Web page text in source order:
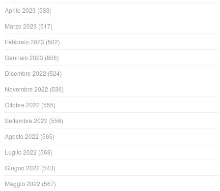
Aprile 2023 (533)
Marzo 2023 (517)
Febbraio 2023 (502)
Gennaio 2023 (606)
Dicembre 2022 (524)
Novembre 2022 (536)
Ottobre 2022 (555)
Settembre 2022 (556)
Agosto 2022 (565)
Luglio 2022 (563)
Giugno 2022 (543)
Maggio 2022 (567)